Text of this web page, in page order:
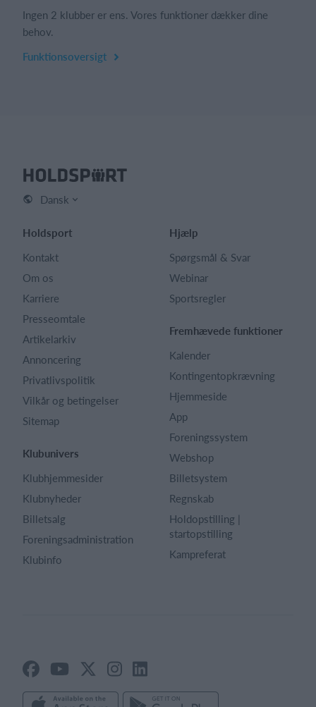
Ingen 2 klubber er ens. Vores funktioner dækker dine
behov.
Funktionsoversigt
Dansk
Holdsport
Kontakt
Om os
Karriere
Presseomtale
Artikelarkiv
Annoncering
Privatlivspolitik
Vilkår og betingelser
Sitemap
Klubunivers
Klubhjemmesider
Klubnyheder
Billetsalg
Foreningsadministration
Klubinfo
Hjælp
Spørgsmål & Svar
Webinar
Sportsregler
Fremhævede funktioner
Kalender
Kontingentopkrævning
Hjemmeside
App
Foreningssystem
Webshop
Billetsystem
Regnskab
Holdopstilling |
startopstilling
Kampreferat